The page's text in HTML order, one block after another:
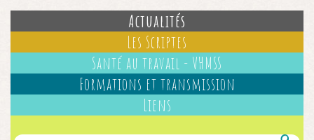
Actualités
Les Scriptes
Santé au travail - VHMSS
Formations et transmission
Liens